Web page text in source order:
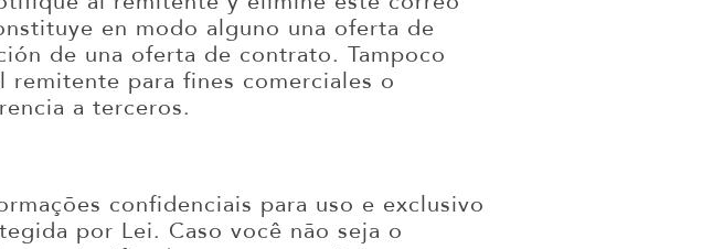
en modo alguno una oferta de
de una oferta de contrato. Tampoco
para fines comerciales o
a terceros.
confidenciais para uso e exclusivo
por Lei. Caso você não seja o